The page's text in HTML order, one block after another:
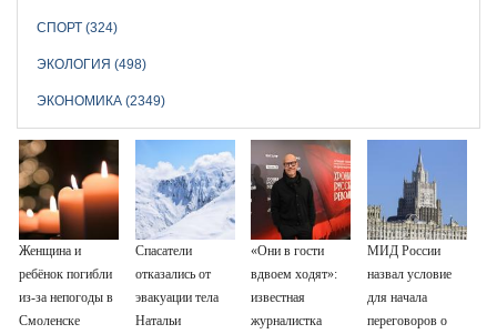
СПОРТ (324)
ЭКОЛОГИЯ (498)
ЭКОНОМИКА (2349)
Женщина и
ребёнок погибли
из-за непогоды в
Смоленске
Спасатели
отказались от
эвакуации тела
Натальи
«Они в гости
вдвоем ходят»:
известная
журналистка
МИД России
назвал условие
для начала
переговоров о